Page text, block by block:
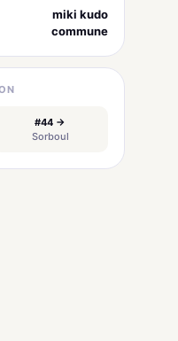
miki kudo
commune
#44 →
Sorboul